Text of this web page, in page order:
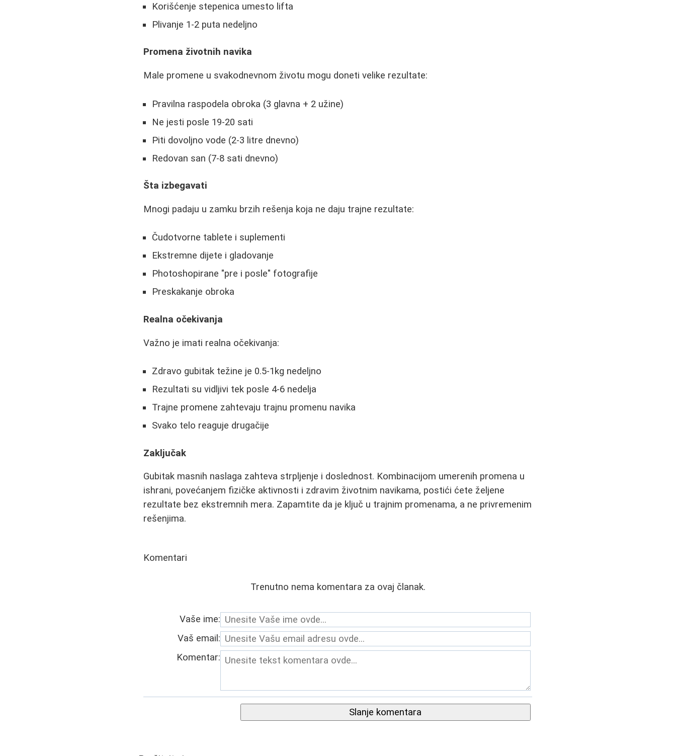
Korišćenje stepenica umesto lifta
Plivanje 1-2 puta nedeljno
Promena životnih navika
Male promene u svakodnevnom životu mogu doneti velike rezultate:
Pravilna raspodela obroka (3 glavna + 2 užine)
Ne jesti posle 19-20 sati
Piti dovoljno vode (2-3 litre dnevno)
Redovan san (7-8 sati dnevno)
Šta izbegavati
Mnogi padaju u zamku brzih rešenja koja ne daju trajne rezultate:
Čudotvorne tablete i suplementi
Ekstremne dijete i gladovanje
Photoshopirane "pre i posle" fotografije
Preskakanje obroka
Realna očekivanja
Važno je imati realna očekivanja:
Zdravo gubitak težine je 0.5-1kg nedeljno
Rezultati su vidljivi tek posle 4-6 nedelja
Trajne promene zahtevaju trajnu promenu navika
Svako telo reaguje drugačije
Zaključak
Gubitak masnih naslaga zahteva strpljenje i doslednost. Kombinacijom umerenih promena u
ishrani, povećanjem fizičke aktivnosti i zdravim životnim navikama, postići ćete željene
rezultate bez ekstremnih mera. Zapamtite da je ključ u trajnim promenama, a ne privremenim
rešenjima.
Komentari
Trenutno nema komentara za ovaj članak.
Vaše ime:
Vaš email:
Komentar:
Slanje komentara